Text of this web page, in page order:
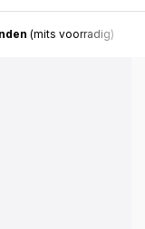
(mits voorradig)